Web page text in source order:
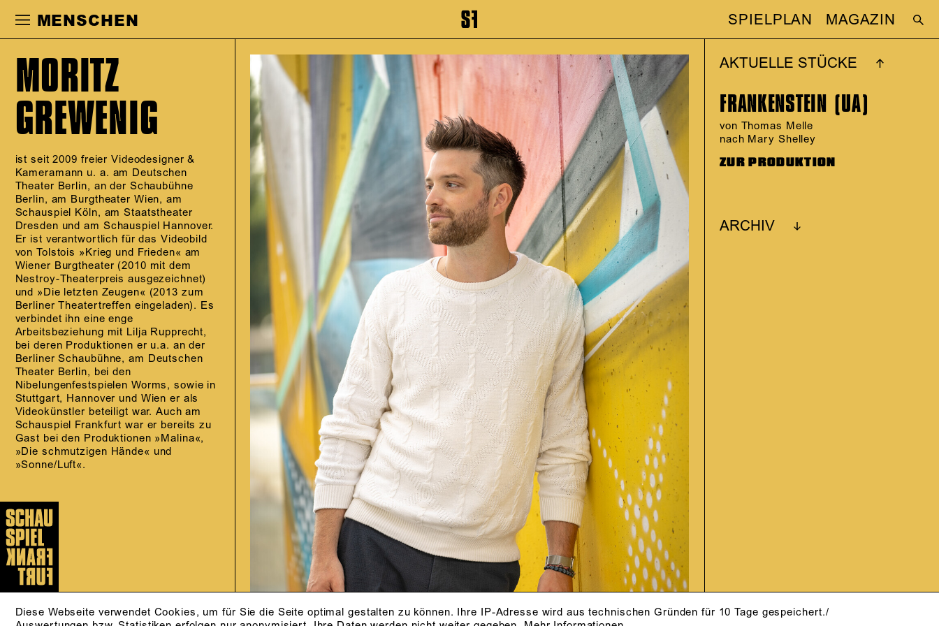
Zur Hauptnavigation springen Zum Footer springen
MENSCHEN SPIELPLAN MAGAZIN
Diese Webseite verwendet Cookies, um für Sie die Seite optimal gestalten zu können. Ihre IP-Adresse wird aus technischen Gründen für 10 Tage gespeichert./
MORITZ
GREWENIG
ist seit 2009 freier Videodesigner &
Kameramann u. a. am Deutschen
Theater Berlin, an der Schaubühne
Berlin, am Burgtheater Wien, am
Schauspiel Köln, am Staatstheater
Dresden und am Schauspiel Hannover.
Er ist verantwortlich für das Videobild
von Tolstois »Krieg und Frieden« am
Wiener Burgtheater (2010 mit dem
Nestroy-Theaterpreis ausgezeichnet)
und »Die letzten Zeugen« (2013 zum
Berliner Theatertreffen eingeladen). Es
verbindet ihn eine enge
Arbeitsbeziehung mit Lilja Rupprecht,
bei deren Produktionen er u.a. an der
Berliner Schaubühne, am Deutschen
Theater Berlin, bei den
Nibelungenfestspielen Worms, sowie in
Stuttgart, Hannover und Wien er als
Videokünstler beteiligt war. Auch am
Schauspiel Frankfurt war er bereits zu
Gast bei den Produktionen »Malina«,
»Die schmutzigen Hände« und
»Sonne/Luft«.
AKTUELLE STÜCKE
FRANKENSTEIN (UA)
von Thomas Melle
nach Mary Shelley
ZUR PRODUKTION
ARCHIV